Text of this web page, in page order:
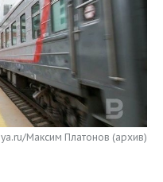
Максим Платонов (архив)